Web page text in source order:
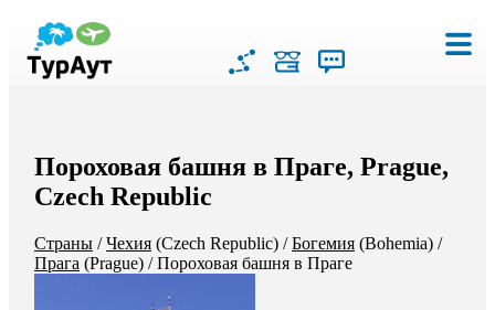
Пороховая башня в Праге, Prague,
Czech Republic
Страны /Чехия (Czech Republic) /Богемия (Bohemia) /
Прага (Prague) /Пороховая башня в Праге